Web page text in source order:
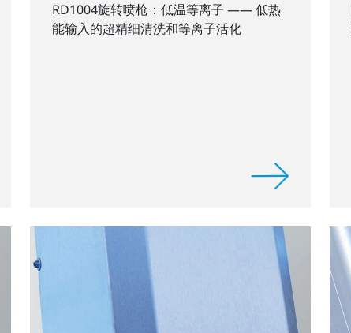
RD1004旋转喷枪：低温等离子 —— 低热
能输入的超精细清洗和等离子活化